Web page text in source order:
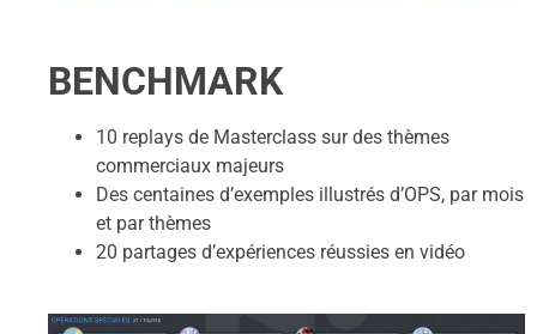
BENCHMARK
10 replays de Masterclass sur des thèmes
commerciaux majeurs
Des centaines d’exemples illustrés d’OPS, par mois
et par thèmes
20 partages d’expériences réussies en vidéo